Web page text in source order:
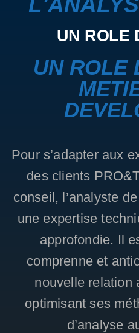
UN ROLE
UN ROLE
Pour s’adapter aux
des clients
conseil, l’analyste
une expertise
approfondie. Il
comprenne et
nouvelle relation
optimisant ses
d’analyse